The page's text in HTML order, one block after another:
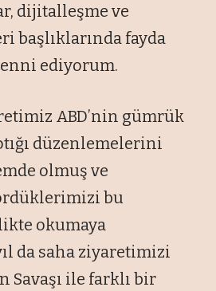
dijitalleşme ve
başlıklarında fayda
ediyorum.
ABD’nin gümrük
düzenlemelerini
olmuş ve
bu
okumaya
da saha ziyaretimizi
Savaşı ile farklı bir